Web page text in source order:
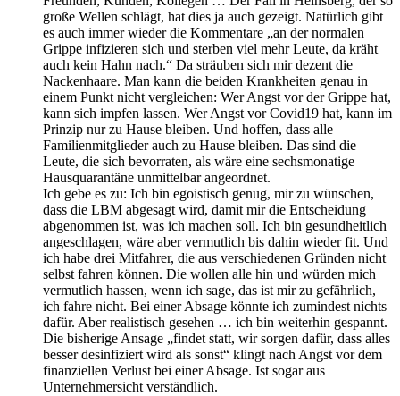
große Wellen schlägt, hat dies ja auch gezeigt. Natürlich gibt
es auch immer wieder die Kommentare „an der normalen
Grippe infizieren sich und sterben viel mehr Leute, da kräht
auch kein Hahn nach.“ Da sträuben sich mir dezent die
Nackenhaare. Man kann die beiden Krankheiten genau in
einem Punkt nicht vergleichen: Wer Angst vor der Grippe hat,
kann sich impfen lassen. Wer Angst vor Covid19 hat, kann im
Prinzip nur zu Hause bleiben. Und hoffen, dass alle
Familienmitglieder auch zu Hause bleiben. Das sind die
Leute, die sich bevorraten, als wäre eine sechsmonatige
Hausquarantäne unmittelbar angeordnet.
Ich gebe es zu: Ich bin egoistisch genug, mir zu wünschen,
dass die LBM abgesagt wird, damit mir die Entscheidung
abgenommen ist, was ich machen soll. Ich bin gesundheitlich
angeschlagen, wäre aber vermutlich bis dahin wieder fit. Und
ich habe drei Mitfahrer, die aus verschiedenen Gründen nicht
selbst fahren können. Die wollen alle hin und würden mich
vermutlich hassen, wenn ich sage, das ist mir zu gefährlich,
ich fahre nicht. Bei einer Absage könnte ich zumindest nichts
dafür. Aber realistisch gesehen … ich bin weiterhin gespannt.
Die bisherige Ansage „findet statt, wir sorgen dafür, dass alles
besser desinfiziert wird als sonst“ klingt nach Angst vor dem
finanziellen Verlust bei einer Absage. Ist sogar aus
Unternehmersicht verständlich.